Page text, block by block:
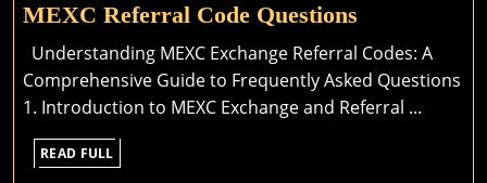
For
MEXC Referral Code Questions
Referral
Code
Questions
Understanding MEXC Exchange Referral Codes: A
Comprehensive Guide to Frequently Asked Questions
1. Introduction to MEXC Exchange and Referral ...
READ FULL
FULL